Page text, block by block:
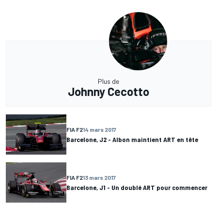
Plus de
Johnny Cecotto
FIA F214 mars 2017
Barcelone, J2 - Albon maintient ART en tête
FIA F213 mars 2017
Barcelone, J1 - Un doublé ART pour commencer